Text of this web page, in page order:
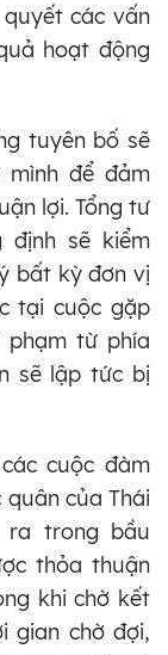
các vấn
hoạt động
tuyên bố sẽ
để đảm
lợi. Tổng tư
định sẽ kiểm
bất kỳ đơn vị
tại cuộc gặp
từ phía
sẽ lập tức bị
cuộc đàm
của Thái
ra trong bầu
thỏa thuận
khi chờ kết
gian chờ đợi,